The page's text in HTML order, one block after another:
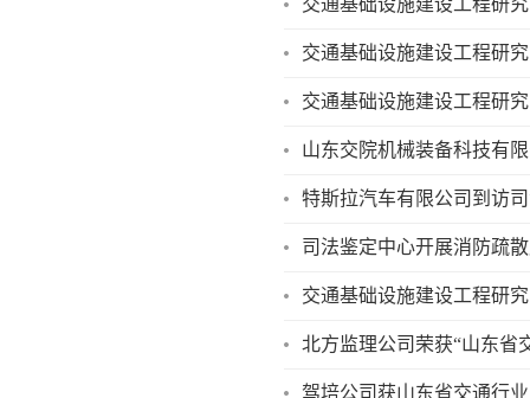
交通基础设施建设工程研
山东交院机械装备科技有
特斯拉汽车有限公司到访
司法鉴定中心开展消防疏
交通基础设施建设工程研
北方监理公司荣获“山东省
驾培公司获山东省交通行